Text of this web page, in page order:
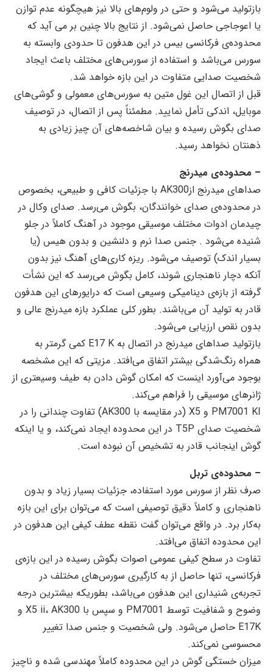
بازتولید می‌شود و حتی در ولوم‌های بالا نیز هیچگونه عدم توازن
یا اعوجاجی حاصل نمی‌شود. از نتایج بالا چنین بر می آید که
محدوده‌ی فرکانسی بیس در این هدفون تا حدودی وابسته به
سورس می‌باشد و استفاده از سورس‌های مختلف باعث ایجاد
شخصیت صدایی متفاوت در این بازه خواهد شد.
قبل از اتصال این غول متین به سورس‌های معمولی و گوشی‌های
موبایل، اندکی تأمل نمایید. مطمئناً پس از اتصال، در توصیف
صدای بگوش رسیده و بیان شاخصه‌های آن چیز زیادی به
ذهنتان نخواهد رسید.
– محدوده‌ی میدرنج
صداهای میدرنج ازAK300 با جزئیات کافی و طبیعی، بخصوص
در محدود‌ه‌ی صدای خوانندگان، بگوش می‌رسد. صدای وکال در
چیدمان ادوات مختلف موسیقی موجود در آهنگ کاملاً در جلو
شنیده می‌شود . جنس صدا نرم و دلنشین و بدون هیس (یا
بسیار اندک) توصیف می‌شود. ریزه کاری‌های آهنگ نیز بدون
آنکه دچار ناهنجاری شوند، کامل بگوش می‌رسد که این نشأت
گرفته از بازه‌ی دینامیکی وسیعی است که درایورهای این هدفون
قادر به تولید آن می‌باشند. بطور کلی عملکرد بازه میدرنج عالی و
بدون نقص ارزیابی می‌شود.
بازتولید صداهای میدرنج در اتصال به E17 K کمی گرمتر به
همراه رنگ‌شدگی بیشتر اتفاق می‌افتد. مزیتی که این مشخصه
بوجود می‌آورد اینست که امکان گوش دادن به طیف وسیعتری از
ژانرهای موسیقی را فراهم می‌کند.
PM7001 KI و X5 (در مقایسه با AK300) تفاوت چندانی را در
شخصیت صدای T5P در این محدوده ایجاد نمی‌کند، و یا اینکه
گوش اینجانب قادر به تشخیص آن نبوده است.
– محدوده‌ی تربل
صرف نظر از سورس مورد استفاده، جزئیات بسیار زیاد و بدون
ناهنجاری و کاملاً دقیق توصیفی است که می‌توان برای این بازه
به‌کار برد. در واقع می‌توان گفت نقطه عطف کیفی این هدفون در
این محدوده اتفاق می‌افتد.
تفاوت در سطح کیفی عمومی اصوات بگوش رسیده در این بازه‌ی
فرکانسی، تنها حاصل از به کارگیری سورس‌های مختلف در
تجربه‌ی شنیداری این هدفون می‌باشد، بطوریکه بیشترین درجه
وضوح و شفافیت توسط PM7001 و سپس با X5 ii، AK300 و
E17K حاصل می‌شود. ولی شخصیت و جنس صدا تغییر
محسوسی نمی‌کند.
میزان خستگی گوش در این محدوده کاملاً مهندسی شده و ناچیز